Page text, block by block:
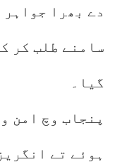
دے بھرا
سامنے طلب کر
گیا۔
پنجاب وچ امن
ہوئے تے